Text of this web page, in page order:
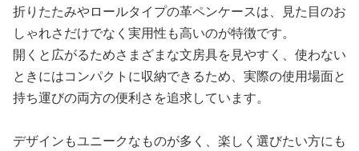
折りたたみやロールタイプの革ペンケースは、見た目のお
しゃれさだけでなく実用性も高いのが特徴です。
開くと広がるためさまざまな文房具を見やすく、使わない
ときにはコンパクトに収納できるため、実際の使用場面と
持ち運びの両方の便利さを追求しています。
デザインもユニークなものが多く、楽しく選びたい方にも